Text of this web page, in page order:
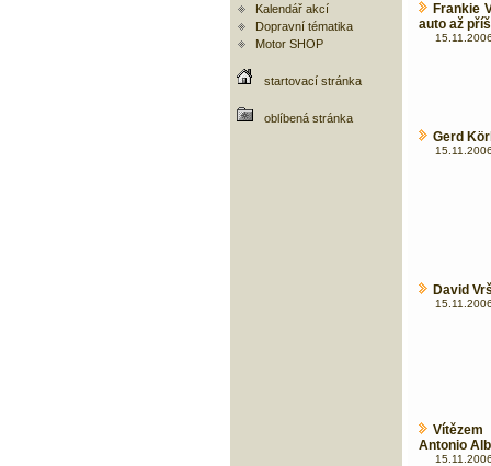
Kalendář akcí
Dopravní tématika
Motor SHOP
startovací stránka
oblíbená stránka
Frankie
auto až
Gerd
David
Antonio